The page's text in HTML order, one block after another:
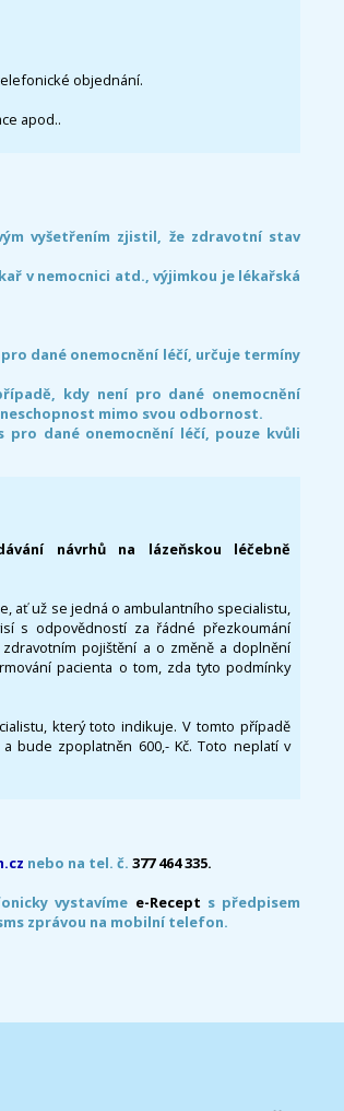
objednání.
apod..
vyšetřením zjistil, že zdravotní stav
v nemocnici atd., výjimkou je lékařská
dané onemocnění léčí, určuje termíny
kdy není pro dané onemocnění
mimo svou odbornost.
dané onemocnění léčí, pouze kvůli
návrhů na lázeňskou léčebně
ať už se jedná o ambulantního specialistu,
s odpovědností za řádné přezkoumání
pojištění a o změně a doplnění
pacienta o tom, zda tyto podmínky
který toto indikuje. V tomto případě
bude zpoplatněn 600,- Kč. Toto neplatí v
nebo na tel. č. 377 464 335.
vystavíme e-Recept s předpisem
zprávou na mobilní telefon.